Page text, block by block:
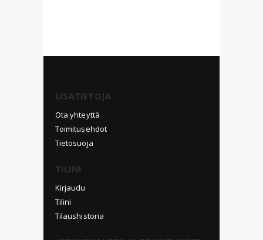
LISÄTIETOJA
Ota yhteyttä
Toimitusehdot
Tietosuoja
TILINI
Kirjaudu
Tilini
Tilaushistoria